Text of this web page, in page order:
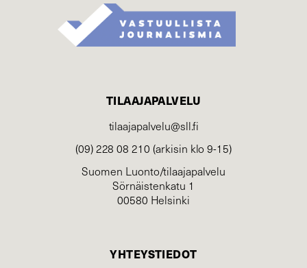
TILAAJAPALVELU
tilaajapalvelu@sll.fi
(09) 228 08 210 (arkisin klo 9-15)
Suomen Luonto/tilaajapalvelu
Sörnäistenkatu 1
00580 Helsinki
YHTEYSTIEDOT